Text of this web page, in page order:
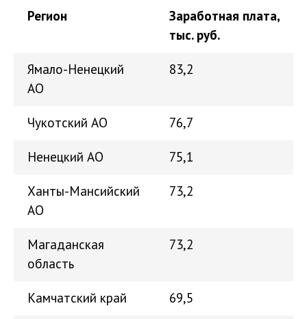
Регион
Заработная плата,
тыс. руб.
Ямало-Ненецкий
АО
83,2
Чукотский АО 76,7
Ненецкий АО 75,1
Ханты-Мансийский
АО
73,2
Магаданская
область
73,2
Камчатский край 69,5